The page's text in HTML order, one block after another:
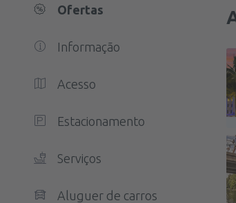
Ofertas
Informação
Acesso
Estacionamento
Serviços
Aluguer de carros